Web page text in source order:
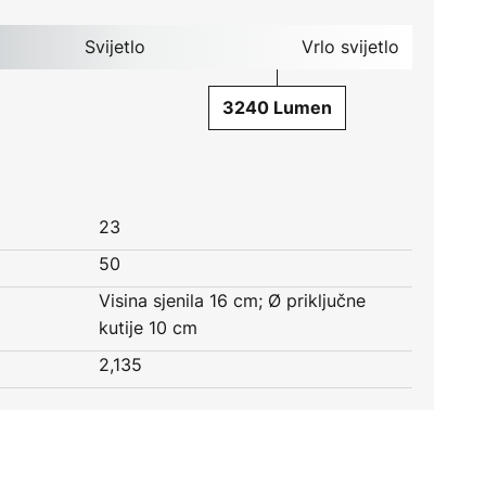
Svijetlo Vrlo svijetlo
3240 Lumen
23
50
Visina sjenila 16 cm; Ø priključne
kutije 10 cm
2,135